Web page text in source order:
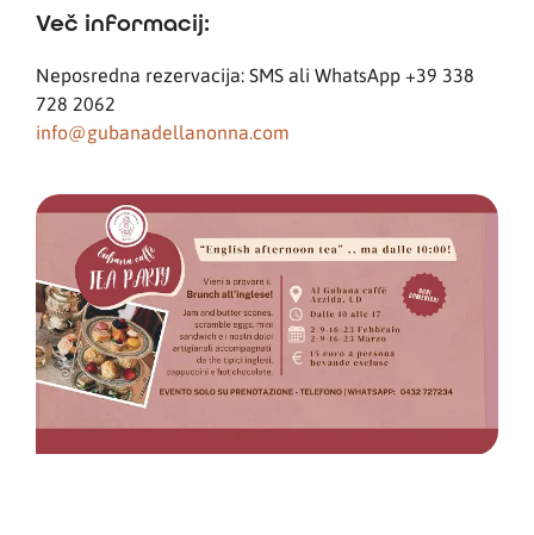
Več informacij:
Neposredna rezervacija: SMS ali WhatsApp +39 338
728 2062
info@gubanadellanonna.com